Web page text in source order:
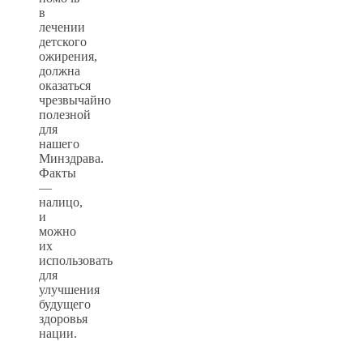
в
лечении
детского
ожирения,
должна
оказаться
чрезвычайно
полезной
для
нашего
Минздрава.
Факты
—
налицо,
и
можно
их
использовать
для
улучшения
будущего
здоровья
нации.